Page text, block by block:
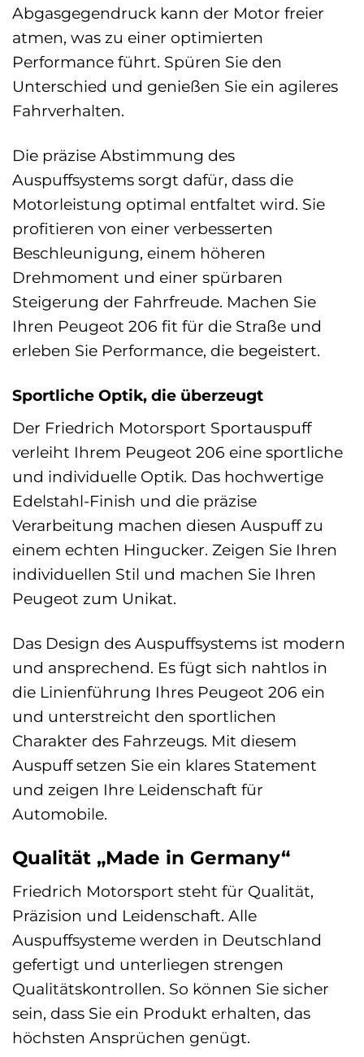
Abgasgegendruck kann der Motor freier
atmen, was zu einer optimierten
Performance führt. Spüren Sie den
Unterschied und genießen Sie ein agileres
Fahrverhalten.
Die präzise Abstimmung des
Auspuffsystems sorgt dafür, dass die
Motorleistung optimal entfaltet wird. Sie
profitieren von einer verbesserten
Beschleunigung, einem höheren
Drehmoment und einer spürbaren
Steigerung der Fahrfreude. Machen Sie
Ihren Peugeot 206 fit für die Straße und
erleben Sie Performance, die begeistert.
Sportliche Optik, die überzeugt
Der Friedrich Motorsport Sportauspuff
verleiht Ihrem Peugeot 206 eine sportliche
und individuelle Optik. Das hochwertige
Edelstahl-Finish und die präzise
Verarbeitung machen diesen Auspuff zu
einem echten Hingucker. Zeigen Sie Ihren
individuellen Stil und machen Sie Ihren
Peugeot zum Unikat.
Das Design des Auspuffsystems ist modern
und ansprechend. Es fügt sich nahtlos in
die Linienführung Ihres Peugeot 206 ein
und unterstreicht den sportlichen
Charakter des Fahrzeugs. Mit diesem
Auspuff setzen Sie ein klares Statement
und zeigen Ihre Leidenschaft für
Automobile.
Qualität „Made in Germany“
Friedrich Motorsport steht für Qualität,
Präzision und Leidenschaft. Alle
Auspuffsysteme werden in Deutschland
gefertigt und unterliegen strengen
Qualitätskontrollen. So können Sie sicher
sein, dass Sie ein Produkt erhalten, das
höchsten Ansprüchen genügt.